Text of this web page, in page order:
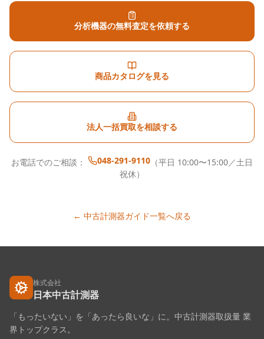
分析機器の無料査定を依頼する
商品カタログを見る
法人一括買取を相談する
お電話でのご相談： 048-291-9110 （平日 10:00〜15:00／土日
祝休）
← 中古計測器ガイド一覧へ戻る
株式会社
日本中古計測器
「もったいない」を「あったら良いな」に。中古計測器取扱量 業
界トップクラス。